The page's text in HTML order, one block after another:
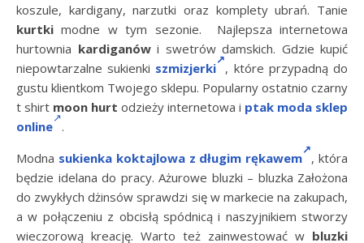
koszule, kardigany, narzutki oraz komplety ubrań. Tanie
kurtki modne w tym sezonie. Najlepsza internetowa
hurtownia kardiganówi swetrów damskich. Gdzie kupić
niepowtarzalne sukienki szmizjerki , które przypadną do
gustu klientkom Twojego sklepu. Popularny ostatnio czarny
t shirt moon hurt odzieży internetowa i ptak moda sklep
online .
Modna sukienka koktajlowa z długim rękawem , która
będzie idelana do pracy. Ażurowe bluzki – bluzka Założona
do zwykłych dżinsów sprawdzi się w markecie na zakupach,
a w połączeniu z obcisłą spódnicą i naszyjnikiem stworzy
wieczorową kreację. Warto też zainwestować w bluzki